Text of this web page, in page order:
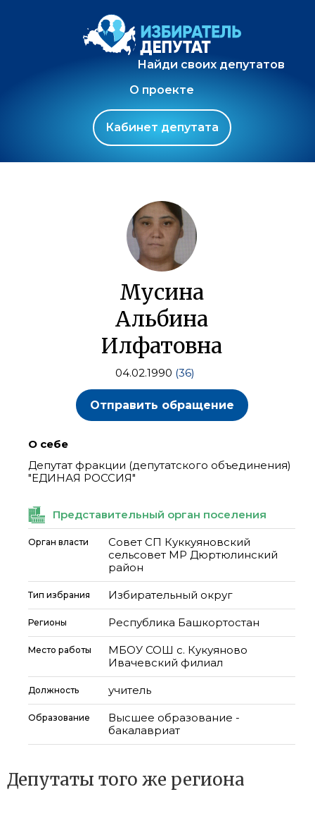
Найди своих депутатов
О проекте
Кабинет депутата
Мусина
Альбина
Илфатовна
04.02.1990 (36)
Отправить обращение
О себе
Депутат фракции (депутатского объединения)
"ЕДИНАЯ РОССИЯ"
Представительный орган поселения
Орган власти
Совет СП Куккуяновский
сельсовет МР Дюртюлинский
район
Тип избрания Избирательный округ
Регионы Республика Башкортостан
Место работы
МБОУ СОШ с. Кукуяново
Ивачевский филиал
Должность учитель
Образование
Высшее образование -
бакалавриат
Депутаты того же региона